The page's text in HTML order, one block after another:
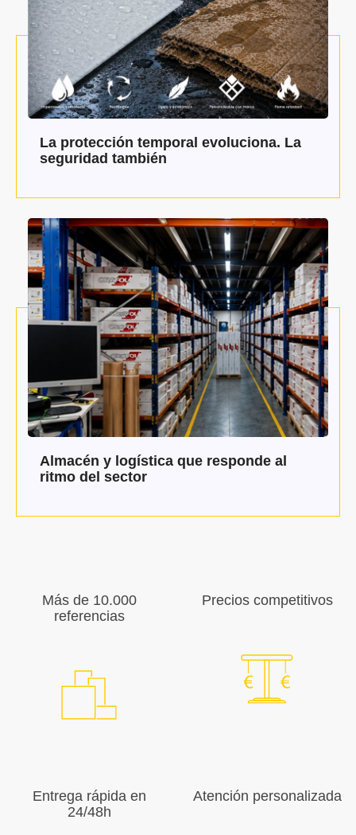
La protección temporal evoluciona. La
seguridad también
Almacén y logística que responde al
ritmo del sector
Más de 10.000
referencias
Precios competitivos
Entrega rápida en
24/48h
Atención personalizada